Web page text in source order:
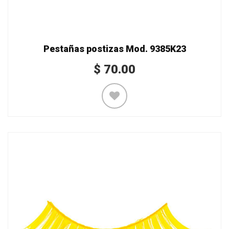
Pestañas postizas Mod. 9385K23
$ 70.00